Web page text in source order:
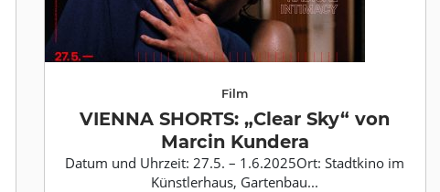
Film
VIENNA SHORTS: „Clear Sky“ von
Marcin Kundera
Datum und Uhrzeit: 27.5. – 1.6.2025Ort: Stadtkino im
Künstlerhaus, Gartenbau...